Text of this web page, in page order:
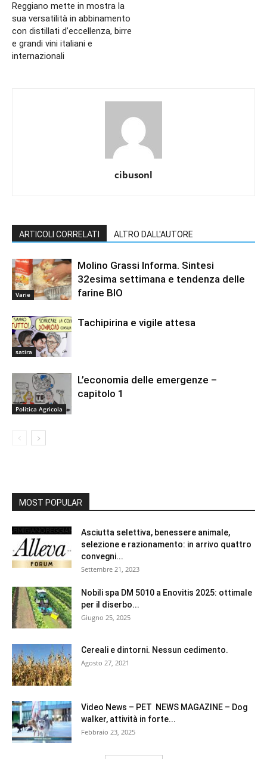
Reggiano mette in mostra la
sua versatilità in abbinamento
con distillati d’eccellenza, birre
e grandi vini italiani e
internazionali
cibusonl
ARTICOLI CORRELATI ALTRO DALL'AUTORE
Varie
Molino Grassi Informa. Sintesi
32esima settimana e tendenza delle
farine BIO
satira
Tachipirina e vigile attesa
Politica Agricola
L’economia delle emergenze –
capitolo 1
MOST POPULAR
Asciutta selettiva, benessere animale,
selezione e razionamento: in arrivo quattro
convegni...
Settembre 21, 2023
Nobili spa DM 5010 a Enovitis 2025: ottimale
per il diserbo...
Giugno 25, 2025
Cereali e dintorni. Nessun cedimento.
Agosto 27, 2021
Video News – PET NEWS MAGAZINE – Dog
walker, attività in forte...
Febbraio 23, 2025